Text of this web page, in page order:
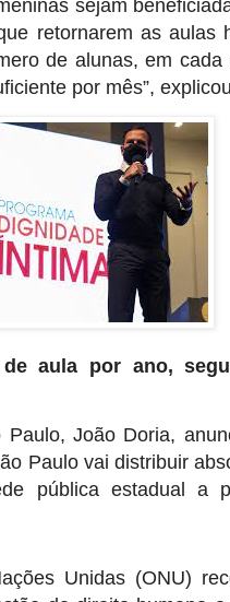
sejam
retornarem as aulas
de alunas, em
por mês”,
aula por ano,
Paulo, João Doria,
Paulo vai distribuir
pública estadual
a
Unidas (ONU)